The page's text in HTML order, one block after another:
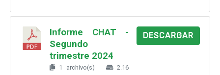
Informe CHAT -
Segundo
trimestre 2024
1 archivo(s)
2.16
DESCARGAR